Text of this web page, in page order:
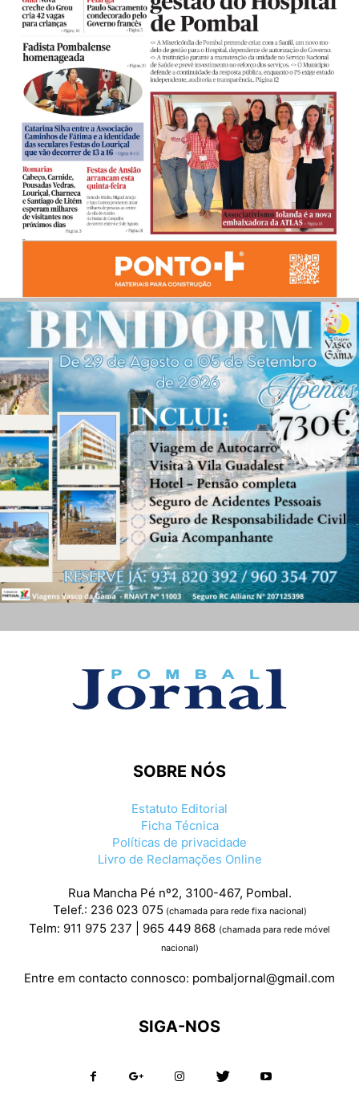
SOBRE NÓS
Estatuto Editorial
Ficha Técnica
Políticas de privacidade
Livro de Reclamações Online
Rua Mancha Pé nº2, 3100-467, Pombal.
Telef.: 236 023 075 (chamada para rede fixa nacional)
Telm: 911 975 237 | 965 449 868 (chamada para rede móvel
nacional)
Entre em contacto connosco: pombaljornal@gmail.com
SIGA-NOS